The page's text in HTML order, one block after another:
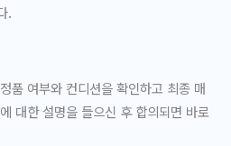
.
품 여부와 컨디션을 확인하고 최종 매
대한 설명을 들으신 후 합의되면 바로